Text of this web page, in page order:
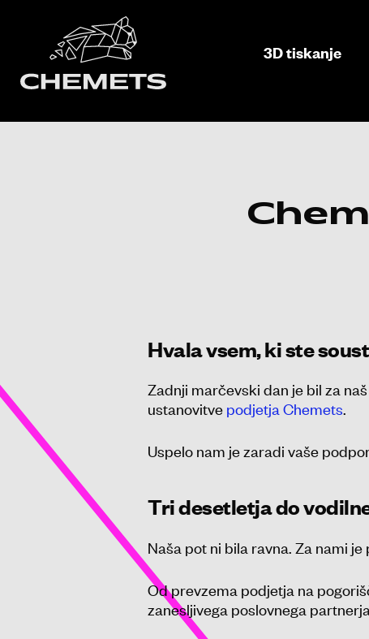
3D tiskanje
Hvala vsem, ki ste
Zadnji marčevski dan je bil za
ustanovitve podjetja Chemets.
Uspelo nam je zaradi vaše
Tri desetletja do
Naša pot ni bila ravna. Za nami
Od prevzema podjetja na
zanesljivega poslovnega partnerja.